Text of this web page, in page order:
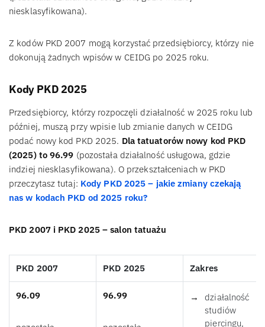
niesklasyfikowana).
Z kodów PKD 2007 mogą korzystać przedsiębiorcy, którzy nie
dokonują żadnych wpisów w CEIDG po 2025 roku.
Kody PKD 2025
Przedsiębiorcy, którzy rozpoczęli działalność w 2025 roku lub
później, muszą przy wpisie lub zmianie danych w CEIDG
podać nowy kod PKD 2025. Dla tatuatorów nowy kod PKD
(2025) to 96.99 (pozostała działalność usługowa, gdzie
indziej niesklasyfikowana). O przekształceniach w PKD
przeczytasz tutaj: Kody PKD 2025 – jakie zmiany czekają
nas w kodach PKD od 2025 roku?
PKD 2007 i PKD 2025 – salon tatuażu
PKD 2007 PKD 2025 Zakres
96.09 96.99
działalność
studiów
piercingu,